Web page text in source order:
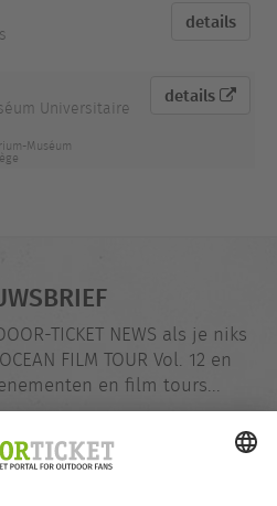
details
Universitaire
Muséum
details
TICKET NEWS als je niks
FILM TOUR Vol. 12 en
en film tours...
mailadres